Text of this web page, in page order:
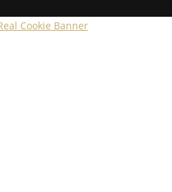
Cookie Banner